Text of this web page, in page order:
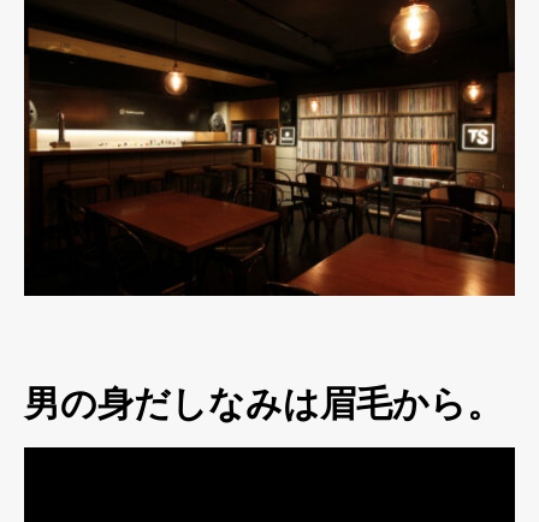
男の身だしなみは眉毛から。